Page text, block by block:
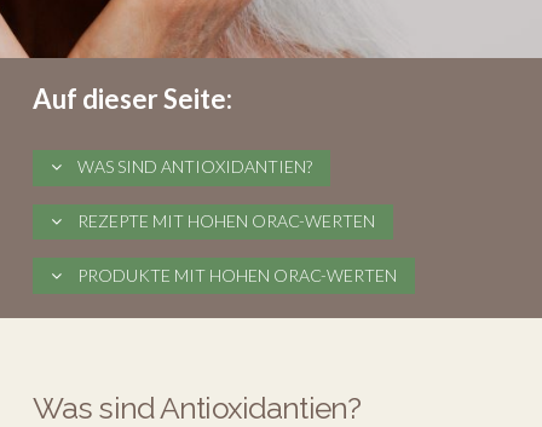
Auf dieser Seite:
WAS SIND ANTIOXIDANTIEN?
REZEPTE MIT HOHEN ORAC-WERTEN
PRODUKTE MIT HOHEN ORAC-WERTEN
Was sind Antioxidantien?